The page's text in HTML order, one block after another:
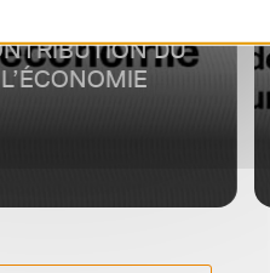
DU
l’Adeus a mené une